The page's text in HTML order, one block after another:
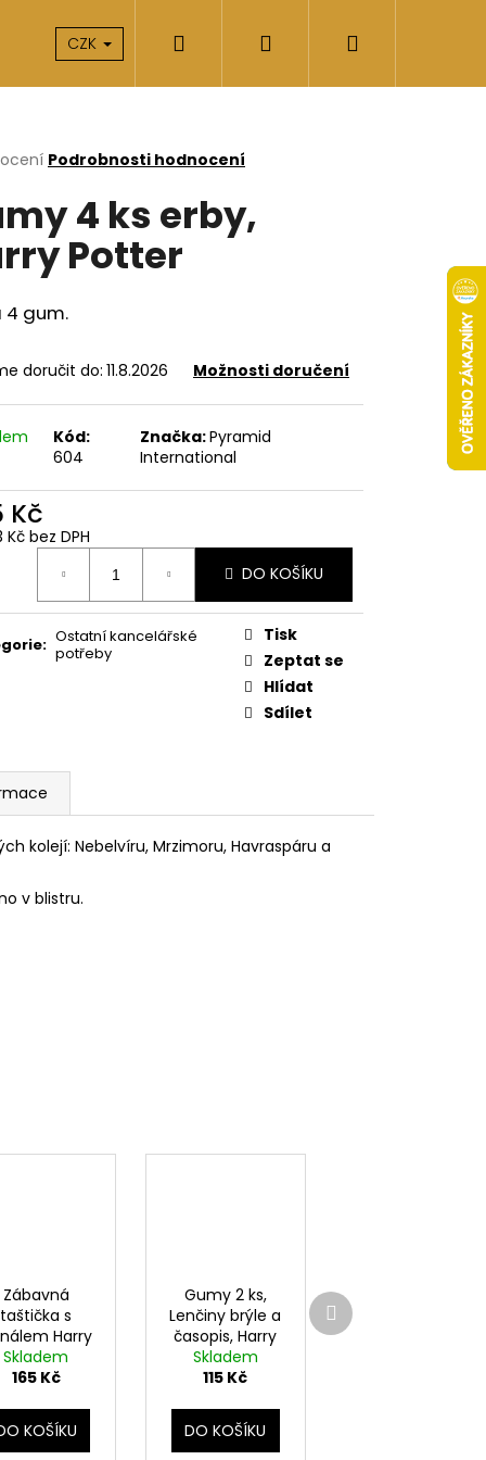
O nás
CZK Přihlášení
Podrobnosti hodnocení
4 ks erby,
Potter
4 gum.
doručit do: 11.8.2026 Možnosti doručení
Kód:
604
Značka:Pyramid
International
Kč
Kč bez DPH
DO KOŠÍKU
: Ostatní kancelářské
potřeby
Tisk
Zeptat se
Hlídat
Sdílet
kolejí: Nebelvíru, Mrzimoru, Havraspáru a
v blistru.
Zábavná
taštička s
Harry
Potter
Skladem
165 Kč
KOŠÍKU
Gumy 2 ks,
Lenčiny brýle a
časopis, Harry
Potter
Skladem
115 Kč
DO KOŠÍKU
Další
produkt
Z PŘÍČNÉ ULICE